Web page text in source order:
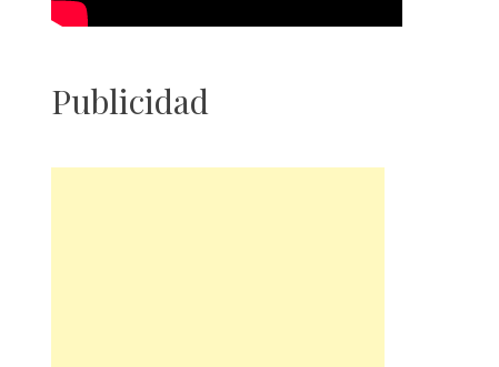
Publicidad